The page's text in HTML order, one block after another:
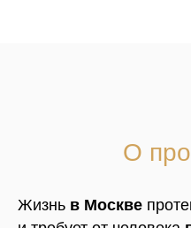
О
Жизнь в Москве